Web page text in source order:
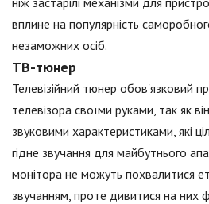
вплине на популярність
незаможних осіб.
ТВ-тюнер
Телевізійний тюнер обов'язковий
телевізора своїми руками, так як
звуковими характеристиками, які
гідне звучання для майбутнього
монітора не можуть похвалитися
звучанням, проте дивитися на них